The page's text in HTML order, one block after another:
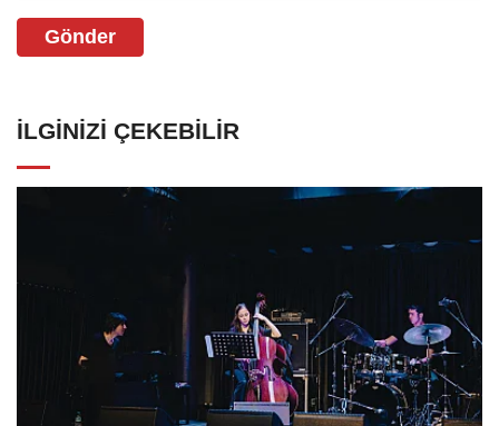
Gönder
İLGINIZI ÇEKEBILIR